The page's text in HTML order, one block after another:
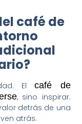
café de
Elcafé de
, sino inspirar.
detrás de una
atrás.